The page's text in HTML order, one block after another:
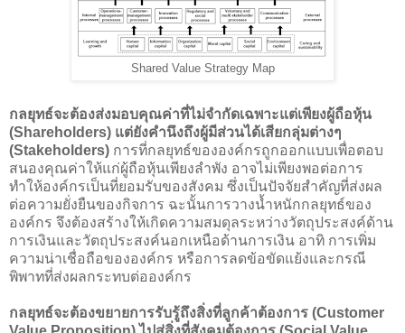
Shared Value Strategy Map
กลยุทธ์จะต้องส่งมอบคุณค่าที่ไม่จำกัดเฉพาะแต่เพียงผู้ถือหุ้น
(Shareholders) แต่ยังคำนึงถึงผู้มีส่วนได้เสียกลุ่มต่างๆ
(Stakeholders) การที่กลยุทธ์ขององค์กรถูกออกแบบเพื่อตอบ
สนองคุณค่าให้แก่ผู้ถือหุ้นเพียงลำพัง อาจไม่เพียงพอต่อการ
ทำให้องค์กรเป็นที่ยอมรับของสังคม ซึ่งเป็นปัจจัยสำคัญที่ส่งผล
ต่อความยั่งยืนของกิจการ ฉะนั้นการวางน้ำหนักกลยุทธ์ของ
องค์กร จึงต้องสร้างให้เกิดความสมดุลระหว่างวัตถุประสงค์ด้าน
การเงินและวัตถุประสงค์นอกเหนือด้านการเงิน อาทิ การเพิ่ม
ความน่าเชื่อถือขององค์กร หรือการลดข้อขัดแย้งและกรณี
พิพาทที่ส่งผลกระทบต่อองค์กร
กลยุทธ์จะต้องขยายการรับรู้ถึงสิ่งที่ลูกค้าต้องการ (Customer